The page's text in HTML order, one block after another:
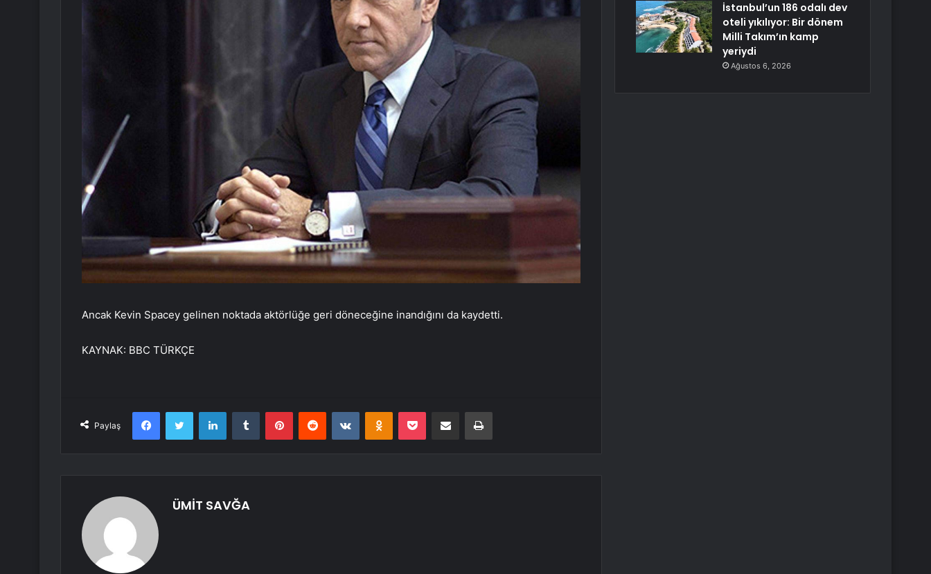
Ancak Kevin Spacey gelinen noktada aktörlüğe geri döneceğine inandığını da kaydetti.
KAYNAK: BBC TÜRKÇE
Paylaş
FacebookTwitter LinkedInTumblr PinterestReddit VKontakteOdnoklassniki
Pocket E-Posta ile paylaş Yazdır
ÜMİT SAVĞA
İstanbul’un 186 odalı dev
oteli yıkılıyor: Bir dönem
Milli Takım’ın kamp
yeriydi
Ağustos 6, 2026